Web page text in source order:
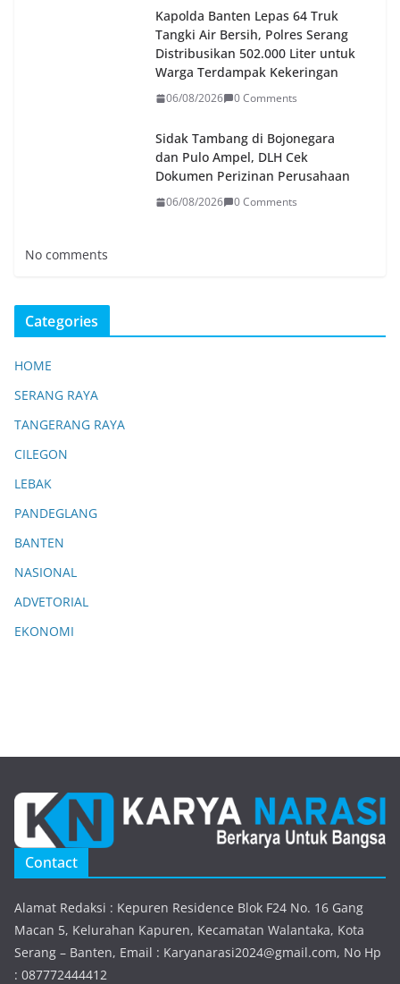
Kapolda Banten Lepas 64 Truk
Tangki Air Bersih, Polres Serang
Distribusikan 502.000 Liter untuk
Warga Terdampak Kekeringan
06/08/2026 0 Comments
Sidak Tambang di Bojonegara
dan Pulo Ampel, DLH Cek
Dokumen Perizinan Perusahaan
06/08/2026 0 Comments
No comments
Categories
HOME
SERANG RAYA
TANGERANG RAYA
CILEGON
LEBAK
PANDEGLANG
BANTEN
NASIONAL
ADVETORIAL
EKONOMI
Contact
Alamat Redaksi : Kepuren Residence Blok F24 No. 16 Gang
Macan 5, Kelurahan Kapuren, Kecamatan Walantaka, Kota
Serang – Banten, Email : Karyanarasi2024@gmail.com, No Hp
: 087772444412